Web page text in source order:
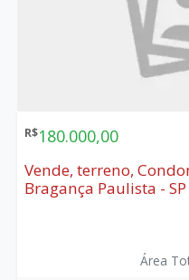
R$180.000,00
Vende, terreno,
Bragança Paulista - SP
Área